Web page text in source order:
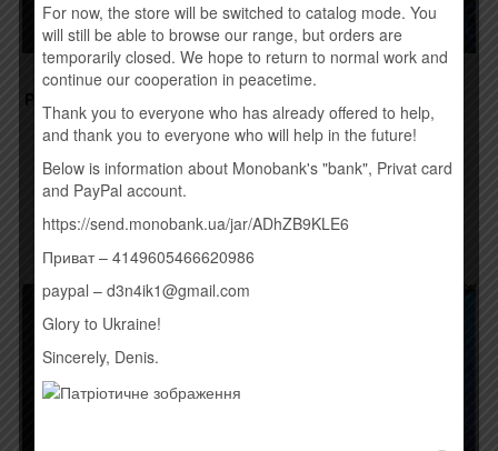
HALFORD IV (JUDAS
PRIEST MEMBERS) – MADE
OF METAL
190,00 грн.
Временно нет
UNLEASHED –
190,00грн.
Временно нет
Товар закінчився!
For now, the store will be switched to catalog mode. You
will still be able to browse our range, but orders are
temporarily closed. We hope to return to normal work and
continue our cooperation in peacetime.
Thank you to everyone who has already offered to help,
and thank you to everyone who will help in the future!
Below is information about Monobank's "bank", Privat card
and PayPal account.
https://send.monobank.ua/jar/ADhZB9KLE6
Приват – 4149605466620986
paypal – d3n4ik1@gmail.com
Glory to Ukraine!
Sincerely, Denis.